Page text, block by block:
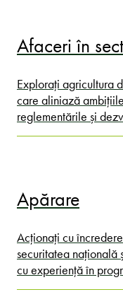
Afaceri în
Explorați agricultura
care aliniază
reglementările și
Apărare
Acționați cu
securitatea națională
cu experiență în